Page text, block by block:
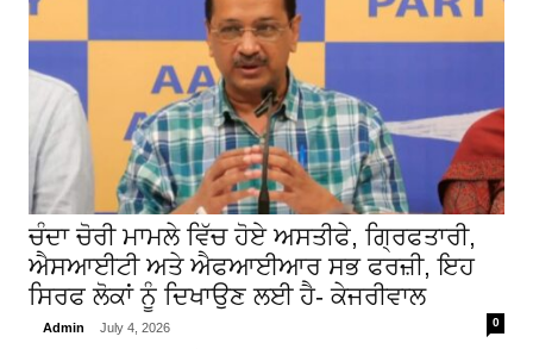
ਚੰਦਾ ਚੋਰੀ ਮਾਮਲੇ ਵਿੱਚ ਹੋਏ ਅਸਤੀਫੇ, ਗ੍ਰਿਫਤਾਰੀ,
ਐਸਆਈਟੀ ਅਤੇ ਐਫਆਈਆਰ ਸਭ ਫਰਜ਼ੀ, ਇਹ
ਸਿਰਫ ਲੋਕਾਂ ਨੂੰ ਦਿਖਾਉਣ ਲਈ ਹੈ- ਕੇਜਰੀਵਾਲ
Admin July 4, 2026 0